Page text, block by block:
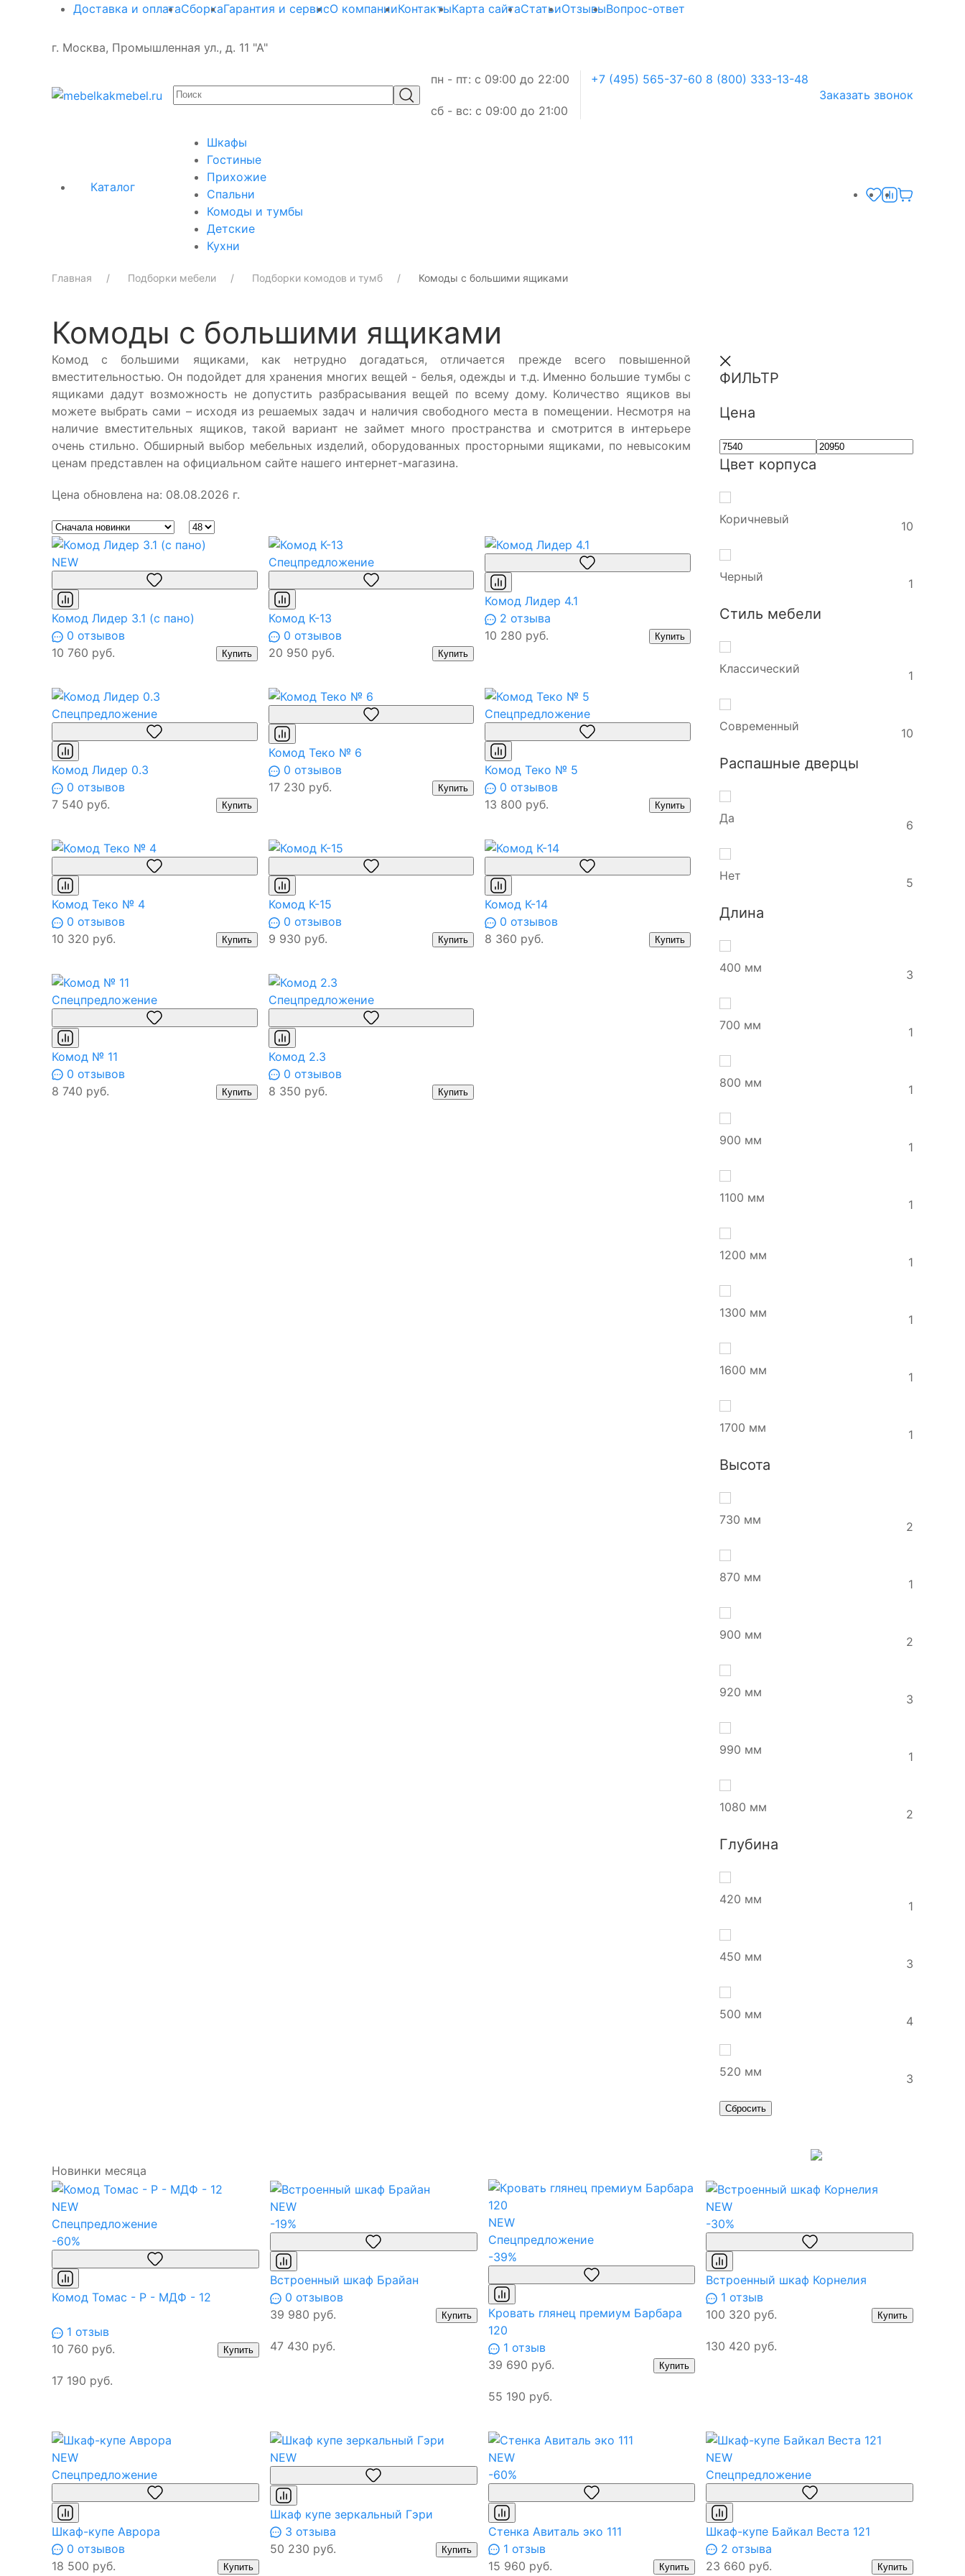
Доставка и оплатаСборкаГарантия и сервисО компанииКонтактыКарта сайтаСтатьиОтзывыВопрос-ответ
г. Москва, Промышленная ул., д. 11 "А"
пн - пт: с 09:00 до 22:00
сб - вс: с 09:00 до 21:00
+7 (495) 565-37-60 8 (800) 333-13-48
Заказать звонок
Каталог
Шкафы
Гостиные
Прихожие
Спальни
Комоды и тумбы
Детские
Кухни
Главная Подборки мебели Подборки комодов и тумб Комоды с большими ящиками
Комоды с большими ящиками
ФИЛЬТР
Цена
Цвет корпуса
Коричневый 10
Черный 1
Стиль мебели
Классический 1
Современный 10
Распашные дверцы
Да 6
Нет 5
Длина
400 мм 3
700 мм 1
800 мм 1
900 мм 1
1100 мм 1
1200 мм 1
1300 мм 1
1600 мм 1
1700 мм 1
Высота
730 мм 2
870 мм 1
900 мм 2
920 мм 3
990 мм 1
1080 мм 2
Глубина
420 мм 1
450 мм 3
500 мм 4
520 мм 3
Сбросить
Комод с большими ящиками, как нетрудно догадаться, отличается прежде всего повышенной
вместительностью. Он подойдет для хранения многих вещей - белья, одежды и т.д. Именно большие тумбы с
ящиками дадут возможность не допустить разбрасывания вещей по всему дому. Количество ящиков вы
можете выбрать сами – исходя из решаемых задач и наличия свободного места в помещении. Несмотря на
наличие вместительных ящиков, такой вариант не займет много пространства и смотрится в интерьере
очень стильно. Обширный выбор мебельных изделий, оборудованных просторными ящиками, по невысоким
ценам представлен на официальном сайте нашего интернет-магазина.
Цена обновлена на: 08.08.2026 г.
NEW
Комод Лидер 3.1 (с пано)
0 отзывов
10 760 руб.
Купить
Спецпредложение
Комод К-13
0 отзывов
20 950 руб.
Купить
Комод Лидер 4.1
2 отзыва
10 280 руб.
Купить
Спецпредложение
Комод Лидер 0.3
0 отзывов
7 540 руб.
Купить
Комод Теко № 6
0 отзывов
17 230 руб.
Купить
Спецпредложение
Комод Теко № 5
0 отзывов
13 800 руб.
Купить
Комод Теко № 4
0 отзывов
10 320 руб.
Купить
Комод К-15
0 отзывов
9 930 руб.
Купить
Комод К-14
0 отзывов
8 360 руб.
Купить
Спецпредложение
Комод № 11
0 отзывов
8 740 руб.
Купить
Спецпредложение
Комод 2.3
0 отзывов
8 350 руб.
Купить
Новинки месяца
NEW
Спецпредложение
-60%
Комод Томас - Р - МДФ - 12
1 отзыв
10 760 руб.
17 190 руб.
Купить
NEW
-19%
Встроенный шкаф Брайан
0 отзывов
39 980 руб.
47 430 руб.
Купить
NEW
Спецпредложение
-39%
Кровать глянец премиум Барбара
120
1 отзыв
39 690 руб.
55 190 руб.
Купить
NEW
-30%
Встроенный шкаф Корнелия
1 отзыв
100 320 руб.
130 420 руб.
Купить
NEW
Спецпредложение
Шкаф-купе Аврора
0 отзывов
18 500 руб.
Купить
NEW
Шкаф купе зеркальный Гэри
3 отзыва
50 230 руб.
Купить
NEW
-60%
Стенка Авиталь эко 111
1 отзыв
15 960 руб.
Купить
NEW
Спецпредложение
Шкаф-купе Байкал Веста 121
2 отзыва
23 660 руб.
Купить